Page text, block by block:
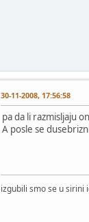
30-11-2008, 17:56:58
pa da li razmisljaju
A posle se
izgubili smo se u sirini